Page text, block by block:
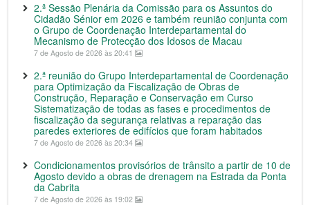
2.ª Sessão Plenária da Comissão para os Assuntos do
Cidadão Sénior em 2026 e também reunião conjunta com
o Grupo de Coordenação Interdepartamental do
Mecanismo de Protecção dos Idosos de Macau
7 de Agosto de 2026 às 20:41
2.ª reunião do Grupo Interdepartamental de Coordenação
para Optimização da Fiscalização de Obras de
Construção, Reparação e Conservação em Curso
Sistematização de todas as fases e procedimentos de
fiscalização da segurança relativas a reparação das
paredes exteriores de edifícios que foram habitados
7 de Agosto de 2026 às 20:34
Condicionamentos provisórios de trânsito a partir de 10 de
Agosto devido a obras de drenagem na Estrada da Ponta
da Cabrita
7 de Agosto de 2026 às 19:02